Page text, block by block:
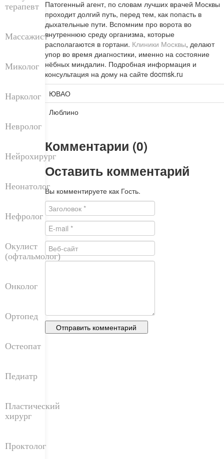
Патогенный агент, по словам лучших врачей Москвы
проходит долгий путь, перед тем, как попасть в
дыхательные пути. Вспомним про ворота во
внутреннюю среду организма, которые
располагаются в гортани. Клиники Москвы, делают
упор во время диагностики, именно на состояние
нёбных миндалин. Подробная информация и
консультация на дому на сайте docmsk.ru
ЮВАО
Люблино
Комментарии (0)
Оставить комментарий
Вы комментируете как Гость.
терапевт
Массажист
Миколог
Нарколог
Невролог
Нейрохирург
Неонатолог
Нефролог
Окулист
(офтальмолог)
Онколог
Ортопед
Остеопат
Педиатр
Пластический
хирург
Проктолог